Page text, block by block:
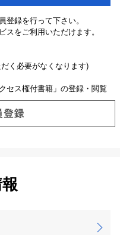
登録を行って下さい。
スをご利用いただけます。
く必要がなくなります)
セス権付書籍」の登録・閲覧